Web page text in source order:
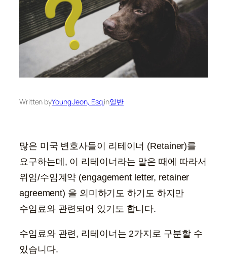
Written byYoung Jeon, Esq.in일반
많은 미국 변호사들이 리테이너 (Retainer)를
요구하는데, 이 리테이너라는 말은 때에 따라서
위임/수임계약 (engagement letter, retainer
agreement) 을 의미하기도 하기도 하지만
수임료와 관련되어 있기도 합니다.
수임료와 관련, 리테이너는 2가지로 구분할 수
있습니다.